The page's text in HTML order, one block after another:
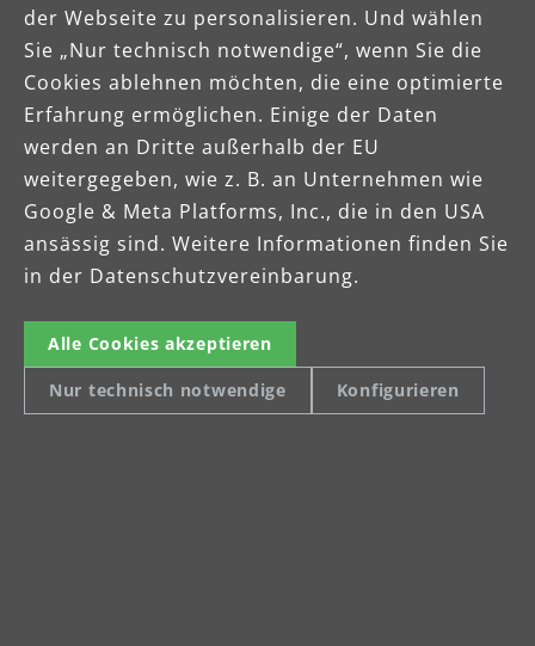
Celsiusstraße 20
04420 Markranstädt
Telefon: +49 (0) 34205 9 27 94 00
Fax: +49 (0) 34205 9 27 94 29
Impressum
der Webseite zu personalisieren. Und wählen
Sie „Nur technisch notwendige“, wenn Sie die
Cookies ablehnen möchten, die eine optimierte
Erfahrung ermöglichen. Einige der Daten
werden an Dritte außerhalb der EU
weitergegeben, wie z. B. an Unternehmen wie
Google & Meta Platforms, Inc., die in den USA
ansässig sind. Weitere Informationen finden Sie
in der Datenschutzvereinbarung.
Alle Cookies akzeptieren
Nur technisch notwendige Konfigurieren